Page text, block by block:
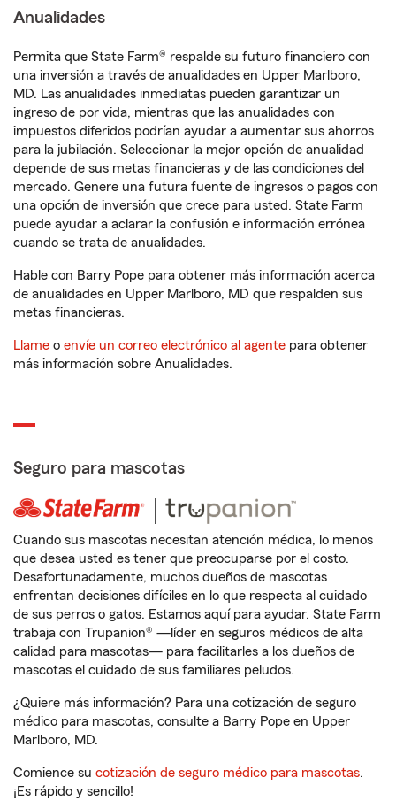
Anualidades
Permita que State Farm® respalde su futuro financiero con
una inversión a través de anualidades en Upper Marlboro,
MD. Las anualidades inmediatas pueden garantizar un
ingreso de por vida, mientras que las anualidades con
impuestos diferidos podrían ayudar a aumentar sus ahorros
para la jubilación. Seleccionar la mejor opción de anualidad
depende de sus metas financieras y de las condiciones del
mercado. Genere una futura fuente de ingresos o pagos con
una opción de inversión que crece para usted. State Farm
puede ayudar a aclarar la confusión e información errónea
cuando se trata de anualidades.
Hable con Barry Pope para obtener más información acerca
de anualidades en Upper Marlboro, MD que respalden sus
metas financieras.
Llame o envíe un correo electrónico al agente para obtener
más información sobre Anualidades.
Seguro para mascotas
Cuando sus mascotas necesitan atención médica, lo menos
que desea usted es tener que preocuparse por el costo.
Desafortunadamente, muchos dueños de mascotas
enfrentan decisiones difíciles en lo que respecta al cuidado
de sus perros o gatos. Estamos aquí para ayudar. State Farm
trabaja con Trupanion® —líder en seguros médicos de alta
calidad para mascotas— para facilitarles a los dueños de
mascotas el cuidado de sus familiares peludos.
¿Quiere más información? Para una cotización de seguro
médico para mascotas, consulte a Barry Pope en Upper
Marlboro, MD.
Comience su cotización de seguro médico para mascotas.
¡Es rápido y sencillo!